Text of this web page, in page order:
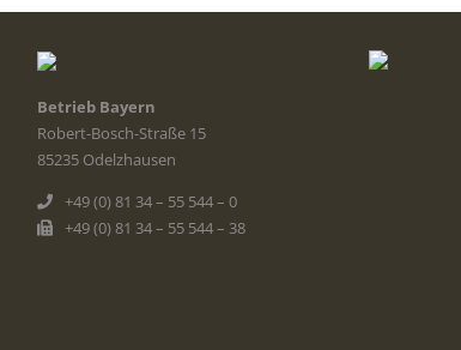
Betrieb Bayern
Robert-Bosch-Straße 15
85235 Odelzhausen
+49 (0) 81 34 – 55 544 – 0
+49 (0) 81 34 – 55 544 – 38